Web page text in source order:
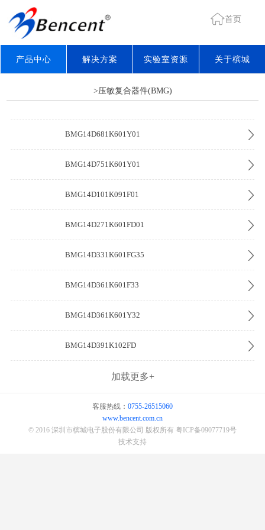
首页
产品中心 解决方案 实验室资源 关于槟城
>压敏复合器件(BMG)
BMG14D681K601Y01
BMG14D751K601Y01
BMG14D101K091F01
BMG14D271K601FD01
BMG14D331K601FG35
BMG14D361K601F33
BMG14D361K601Y32
BMG14D391K102FD
加载更多+
客服热线： 0755-26515060
www.bencent.com.cn
© 2016 深圳市槟城电子股份有限公司 版权所有 粤ICP备09077719号
技术支持